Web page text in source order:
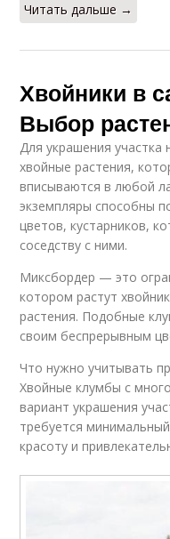
Читать дальше →
Хвойники в
Выбор
Для украшения участка
хвойные растения,
вписываются в любой
экземпляры способны
цветов, кустарников,
соседству с ними.
Миксбордер — это
котором растут
растения. Подобные
своим беспрерывным
Что нужно учитывать
Хвойные клумбы с
вариант украшения
требуется
красоту и